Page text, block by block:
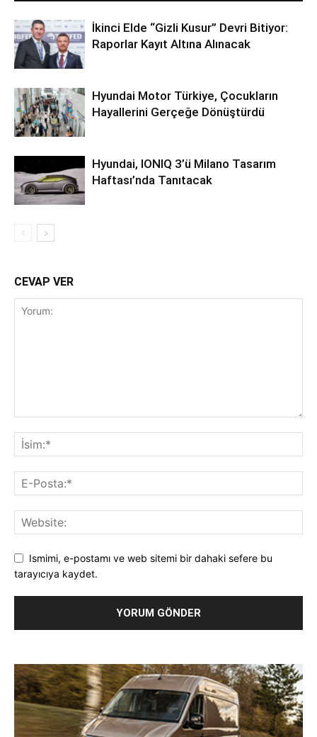
İkinci Elde “Gizli Kusur” Devri Bitiyor:
Raporlar Kayıt Altına Alınacak
Hyundai Motor Türkiye, Çocukların
Hayallerini Gerçeğe Dönüştürdü
Hyundai, IONIQ 3’ü Milano Tasarım
Haftası’nda Tanıtacak
CEVAP VER
Ismimi, e-postamı ve web sitemi bir dahaki sefere bu
tarayıcıya kaydet.